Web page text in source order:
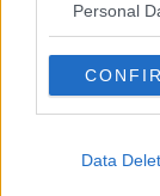
Personal
Data
Attualmente sono
di chirotteri
del Centro di
La Asl